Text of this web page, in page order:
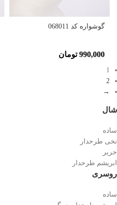
گوشواره کد 068011
990,000 تومان
1
2
→
شال
ساده
نخی طرحدار
حریر
ابریشم طرحدار
روسری
ساده